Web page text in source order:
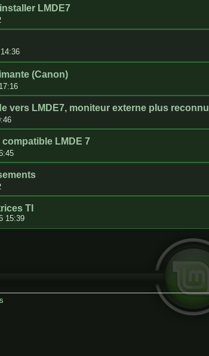
LMDE7
(Canon)
vers LMDE7, moniteur externe plus reconnu
LMDE 7
TI
15:39